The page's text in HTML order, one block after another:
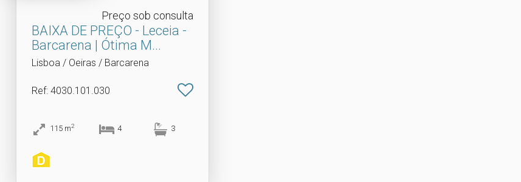
Preço sob consulta
BAIXA DE PREÇO - Leceia -
Barcarena | Ótima M.​..
Lisboa / Oeiras / Barcarena
Ref: 4030.101.030
115 m2 4 3